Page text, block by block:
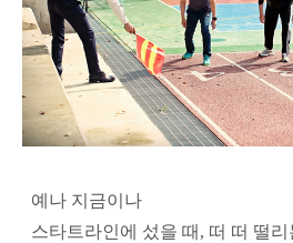
예나 지금이나
스타트라인에 섰을 때, 떠 떠 떨리